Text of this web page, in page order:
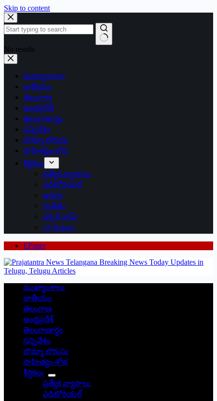
Skip to content
No results
ముఖ్యాంశాలు
జాతీయం
తెలంగాణ
ఆంధ్రప్రదేశ్
తెలంగాణార్థం
సన్నివేశం
బొమ్మా బొరుసు
సాహిత్యం-శోభ
శీర్షికలు
ప్రత్యేక వ్యాసాలు
ఎడిటోరియల్
అరుగు
సంకేతం
దక్కన్.కామ్
24 గంటలు
EPaper
ముఖ్యాంశాలు
జాతీయం
తెలంగాణ
ఆంధ్రప్రదేశ్
తెలంగాణార్థం
సన్నివేశం
బొమ్మా బొరుసు
సాహిత్యం-శోభ
శీర్షికలు
ప్రత్యేక వ్యాసాలు
ఎడిటోరియల్